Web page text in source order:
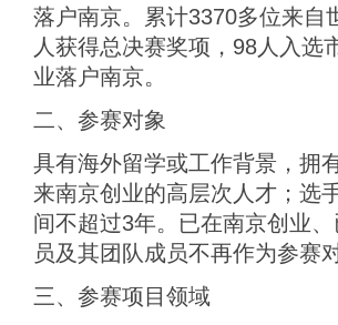
落户南京。累计3370多位来自
人获得总决赛奖项，98人入选
业落户南京。
二、参赛对象
具有海外留学或工作背景，拥
来南京创业的高层次人才；选
间不超过3年。已在南京创业
员及其团队成员不再作为参赛
三、参赛项目领域